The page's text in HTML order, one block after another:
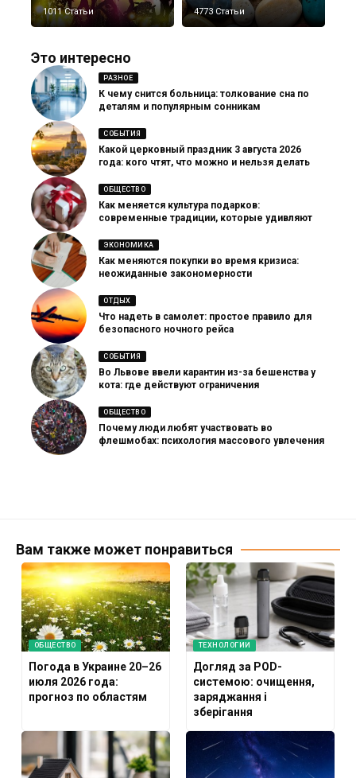
1011 Статьи 4773 Статьи
Это интересно
РАЗНОЕ
К чему снится больница: толкование сна по
деталям и популярным сонникам
СОБЫТИЯ
Какой церковный праздник 3 августа 2026
года: кого чтят, что можно и нельзя делать
ОБЩЕСТВО
Как меняется культура подарков:
современные традиции, которые удивляют
ЭКОНОМИКА
Как меняются покупки во время кризиса:
неожиданные закономерности
ОТДЫХ
Что надеть в самолет: простое правило для
безопасного ночного рейса
СОБЫТИЯ
Во Львове ввели карантин из-за бешенства у
кота: где действуют ограничения
ОБЩЕСТВО
Почему люди любят участвовать во
флешмобах: психология массового увлечения
Вам также может понравиться
ОБЩЕСТВО
Погода в Украине 20–26
июля 2026 года:
прогноз по областям
ТЕХНОЛОГИИ
Догляд за POD-
системою: очищення,
заряджання і
зберігання